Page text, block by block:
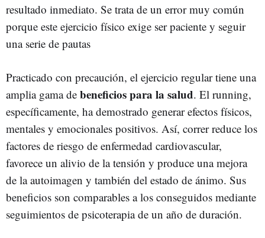
resultado inmediato. Se trata de un error muy común
porque este ejercicio físico exige ser paciente y seguir
una serie de pautas
Practicado con precaución, el ejercicio regular tiene una
amplia gama de beneficios para la salud. El running,
específicamente, ha demostrado generar efectos físicos,
mentales y emocionales positivos. Así, correr reduce los
factores de riesgo de enfermedad cardiovascular,
favorece un alivio de la tensión y produce una mejora
de la autoimagen y también del estado de ánimo. Sus
beneficios son comparables a los conseguidos mediante
seguimientos de psicoterapia de un año de duración.